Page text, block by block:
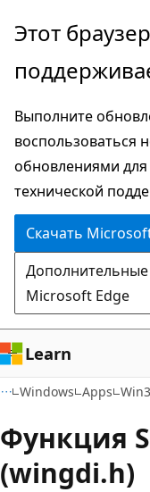
Пропустить
перейти
основному
содержимому
Этот
Выполните
воспользоваться
обновлениями
технической
Скачать
Microsoft Edge
Learn
Windows Apps
Функция
(wingdi.h)